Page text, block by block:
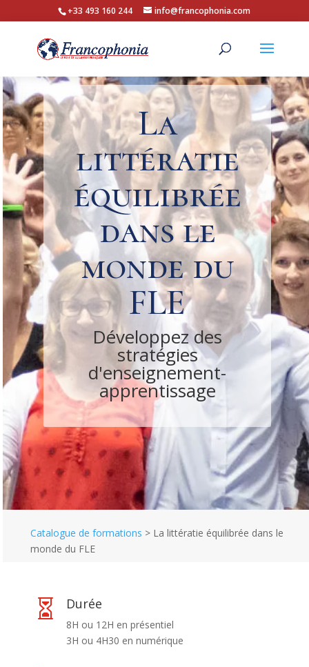
+33 493 160 244 info@francophonia.com
La
littératie
équilibrée
dans le
monde du
FLE
Développez des
stratégies
d'enseignement-
apprentissage
Développez des
stratégies
d'enseignement-
apprentissage
Catalogue de formations > La littératie équilibrée dans le
monde du FLE
 Durée
8H ou 12H en présentiel
3H ou 4H30 en numérique